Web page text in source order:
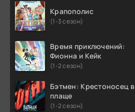
Крапополис
(1-3 сезон)
Время приключений:
Фионна и Кейк
(1-2 сезон)
Бэтмен: Крестоносец в
плаще
(1-2 сезон)